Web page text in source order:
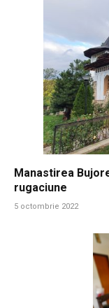
Manastirea
rugaciune
5 octombrie 2022